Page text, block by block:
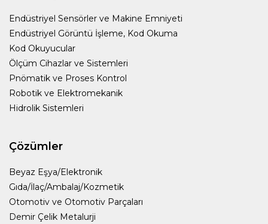
Endüstriyel Sensörler ve Makine Emniyeti
Endüstriyel Görüntü İşleme, Kod Okuma
Kod Okuyucular
Ölçüm Cihazlar ve Sistemleri
Pnömatik ve Proses Kontrol
Robotik ve Elektromekanik
Hidrolik Sistemleri
Çözümler
Beyaz Eşya/Elektronik
Gıda/İlaç/Ambalaj/Kozmetik
Otomotiv ve Otomotiv Parçaları
Demir Çelik Metalurji